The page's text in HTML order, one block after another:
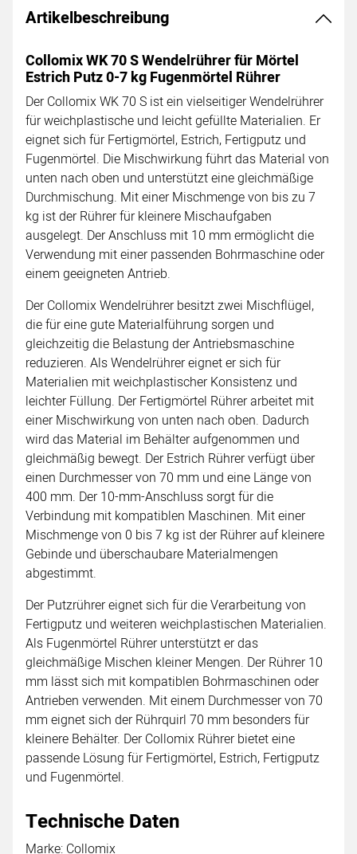
Artikelbeschreibung
Collomix WK 70 S Wendelrührer für Mörtel
Estrich Putz 0-7 kg Fugenmörtel Rührer
Der Collomix WK 70 S ist ein vielseitiger Wendelrührer
für weichplastische und leicht gefüllte Materialien. Er
eignet sich für Fertigmörtel, Estrich, Fertigputz und
Fugenmörtel. Die Mischwirkung führt das Material von
unten nach oben und unterstützt eine gleichmäßige
Durchmischung. Mit einer Mischmenge von bis zu 7
kg ist der Rührer für kleinere Mischaufgaben
ausgelegt. Der Anschluss mit 10 mm ermöglicht die
Verwendung mit einer passenden Bohrmaschine oder
einem geeigneten Antrieb.
Der Collomix Wendelrührer besitzt zwei Mischflügel,
die für eine gute Materialführung sorgen und
gleichzeitig die Belastung der Antriebsmaschine
reduzieren. Als Wendelrührer eignet er sich für
Materialien mit weichplastischer Konsistenz und
leichter Füllung. Der Fertigmörtel Rührer arbeitet mit
einer Mischwirkung von unten nach oben. Dadurch
wird das Material im Behälter aufgenommen und
gleichmäßig bewegt. Der Estrich Rührer verfügt über
einen Durchmesser von 70 mm und eine Länge von
400 mm. Der 10-mm-Anschluss sorgt für die
Verbindung mit kompatiblen Maschinen. Mit einer
Mischmenge von 0 bis 7 kg ist der Rührer auf kleinere
Gebinde und überschaubare Materialmengen
abgestimmt.
Der Putzrührer eignet sich für die Verarbeitung von
Fertigputz und weiteren weichplastischen Materialien.
Als Fugenmörtel Rührer unterstützt er das
gleichmäßige Mischen kleiner Mengen. Der Rührer 10
mm lässt sich mit kompatiblen Bohrmaschinen oder
Antrieben verwenden. Mit einem Durchmesser von 70
mm eignet sich der Rührquirl 70 mm besonders für
kleinere Behälter. Der Collomix Rührer bietet eine
passende Lösung für Fertigmörtel, Estrich, Fertigputz
und Fugenmörtel.
Technische Daten
Marke: Collomix